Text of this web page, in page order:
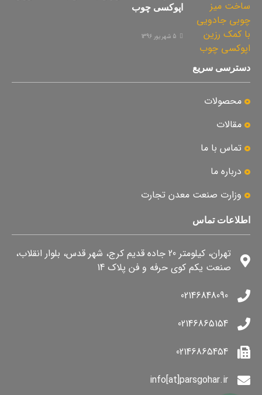
اپوکسی چوب
5 شهریور 1396
دسترسی سریع
محصولات
مقالات
تماس با ما
درباره ما
وزارت صنعت معدن تجارت
اطلاعات تماس
تهران، کیلومتر 20 جاده قدیم کرج، شهر قدس، بلوار انقلاب،
صنعت یکم کوی حرفه و فن پلاک 14
02146848090
02146865154
02146865454
info[at]parsgohar.ir